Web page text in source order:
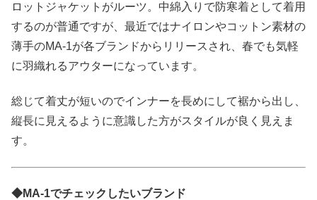
ロットジャケットがルーツ。中綿入りで防寒着として着用
するのが普通ですが、最近ではナイロンやコットン素材の
薄手のMA-1が各ブランドからリリースされ、春でも気軽
に羽織れるアウターになっています。
総じて着丈が短いのでインナーを長めにして裾から出し、
縦長に見えるように意識した方がスタイルが良く見えま
す。
◆MA-1でチェックしたいブランド